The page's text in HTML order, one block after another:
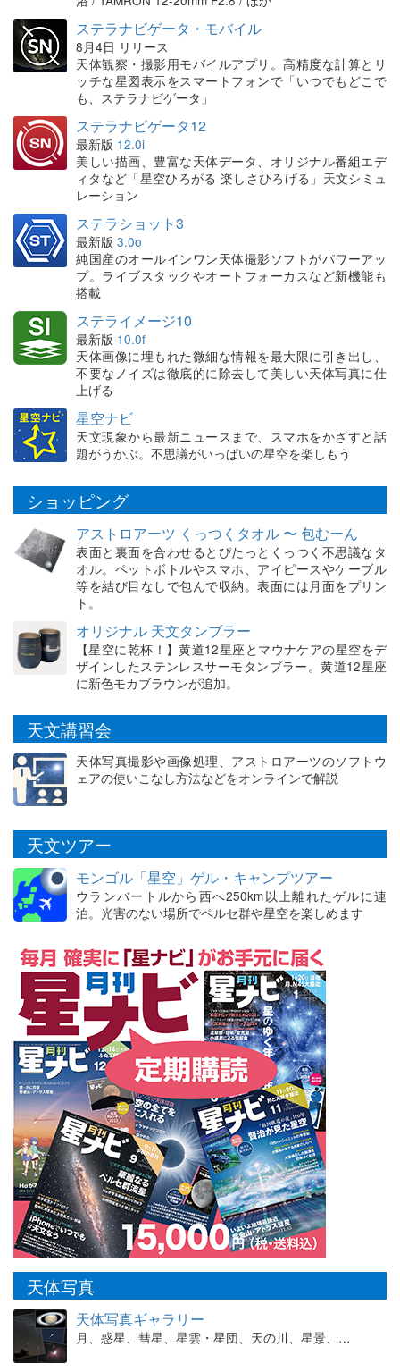
ステラナビゲータ・モバイル
8月4日 リリース
天体観察・撮影用モバイルアプリ。高精度な計算とリ
ッチな星図表示をスマートフォンで「いつでもどこで
も、ステラナビゲータ」
ステラナビゲータ12
最新版 12.0i
美しい描画、豊富な天体データ、オリジナル番組エデ
ィタなど「星空ひろがる 楽しさひろげる」天文シミュ
レーション
ステラショット3
最新版 3.0o
純国産のオールインワン天体撮影ソフトがパワーアッ
プ。ライブスタックやオートフォーカスなど新機能も
搭載
ステライメージ10
最新版 10.0f
天体画像に埋もれた微細な情報を最大限に引き出し、
不要なノイズは徹底的に除去して美しい天体写真に仕
上げる
星空ナビ
天文現象から最新ニュースまで、スマホをかざすと話
題がうかぶ。不思議がいっぱいの星空を楽しもう
ショッピング
アストロアーツ くっつくタオル 〜 包むーん
表面と裏面を合わせるとぴたっとくっつく不思議なタ
オル。ペットボトルやスマホ、アイピースやケーブル
等を結び目なしで包んで収納。表面には月面をプリン
ト。
オリジナル 天文タンブラー
【星空に乾杯！】黄道12星座とマウナケアの星空をデ
ザインしたステンレスサーモタンブラー。黄道12星座
に新色モカブラウンが追加。
天文講習会
天体写真撮影や画像処理、アストロアーツのソフトウ
ェアの使いこなし方法などをオンラインで解説
天文ツアー
モンゴル「星空」ゲル・キャンプツアー
ウランバートルから西へ250km以上離れたゲルに連
泊。光害のない場所でペルセ群や星空を楽しめます
天体写真
天体写真ギャラリー
月、惑星、彗星、星雲・星団、天の川、星景、…